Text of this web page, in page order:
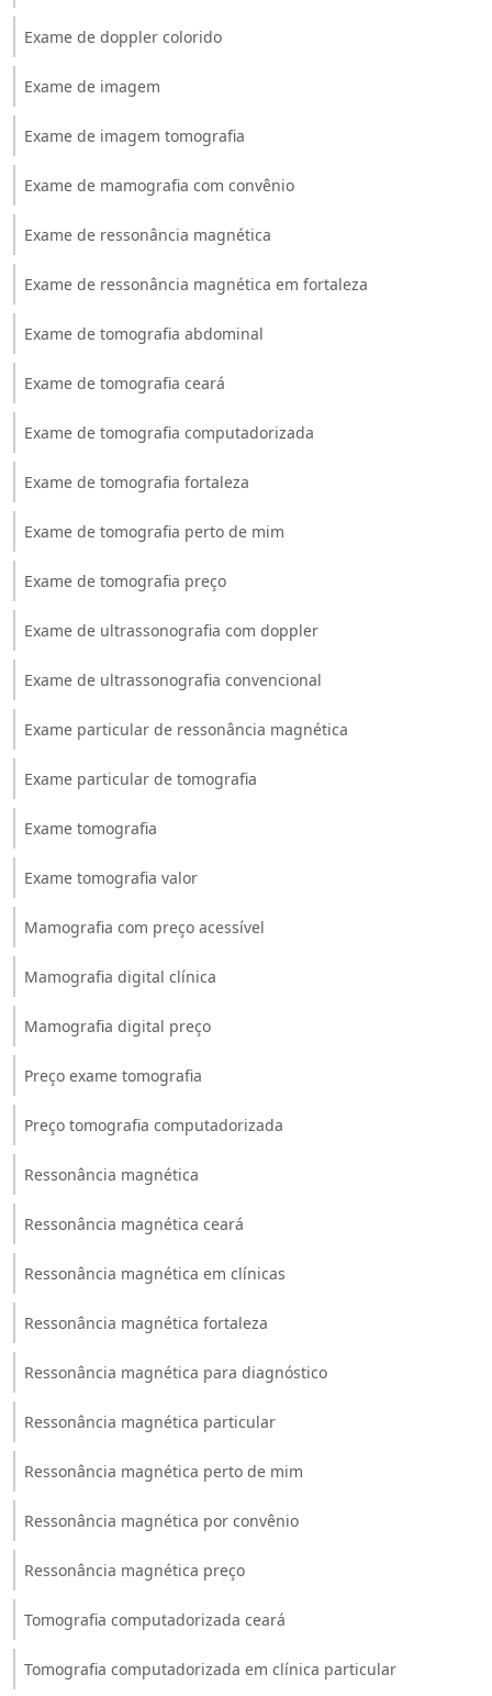
Exame de doppler colorido
Exame de imagem
Exame de imagem tomografia
Exame de mamografia com convênio
Exame de ressonância magnética
Exame de ressonância magnética em fortaleza
Exame de tomografia abdominal
Exame de tomografia ceará
Exame de tomografia computadorizada
Exame de tomografia fortaleza
Exame de tomografia perto de mim
Exame de tomografia preço
Exame de ultrassonografia com doppler
Exame de ultrassonografia convencional
Exame particular de ressonância magnética
Exame particular de tomografia
Exame tomografia
Exame tomografia valor
Mamografia com preço acessível
Mamografia digital clínica
Mamografia digital preço
Preço exame tomografia
Preço tomografia computadorizada
Ressonância magnética
Ressonância magnética ceará
Ressonância magnética em clínicas
Ressonância magnética fortaleza
Ressonância magnética para diagnóstico
Ressonância magnética particular
Ressonância magnética perto de mim
Ressonância magnética por convênio
Ressonância magnética preço
Tomografia computadorizada ceará
Tomografia computadorizada em clínica particular